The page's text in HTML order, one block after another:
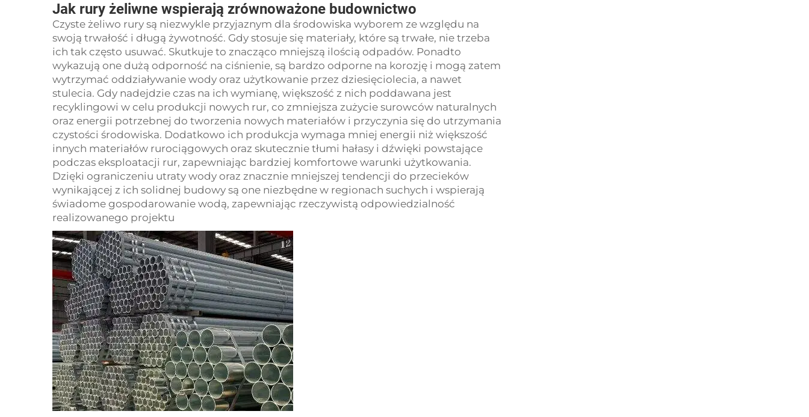
Jak rury żeliwne wspierają zrównoważone budownictwo
Czyste żeliwo rury są niezwykle przyjaznym dla środowiska wyborem ze względu na
swoją trwałość i długą żywotność. Gdy stosuje się materiały, które są trwałe, nie trzeba
ich tak często usuwać. Skutkuje to znacząco mniejszą ilością odpadów. Ponadto
wykazują one dużą odporność na ciśnienie, są bardzo odporne na korozję i mogą zatem
wytrzymać oddziaływanie wody oraz użytkowanie przez dziesięciolecia, a nawet
stulecia. Gdy nadejdzie czas na ich wymianę, większość z nich poddawana jest
recyklingowi w celu produkcji nowych rur, co zmniejsza zużycie surowców naturalnych
oraz energii potrzebnej do tworzenia nowych materiałów i przyczynia się do utrzymania
czystości środowiska. Dodatkowo ich produkcja wymaga mniej energii niż większość
innych materiałów rurociągowych oraz skutecznie tłumi hałasy i dźwięki powstające
podczas eksploatacji rur, zapewniając bardziej komfortowe warunki użytkowania.
Dzięki ograniczeniu utraty wody oraz znacznie mniejszej tendencji do przecieków
wynikającej z ich solidnej budowy są one niezbędne w regionach suchych i wspierają
świadome gospodarowanie wodą, zapewniając rzeczywistą odpowiedzialność
realizowanego projektu